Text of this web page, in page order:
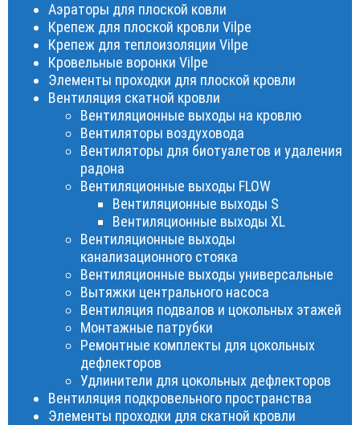
Аэраторы для плоской ковли
Крепеж для плоской кровли Vilpe
Крепеж для теплоизоляции Vilpe
Кровельные воронки Vilpe
Элементы проходки для плоской кровли
Вентиляция скатной кровли
Вентиляционные выходы на кровлю
Вентиляторы воздуховода
Вентиляторы для биотуалетов и удаления
радона
Вентиляционные выходы FLOW
Вентиляционные выходы S
Вентиляционные выходы XL
Вентиляционные выходы
канализационного стояка
Вентиляционные выходы универсальные
Вытяжки центрального насоса
Вентиляция подвалов и цокольных этажей
Монтажные патрубки
Ремонтные комплекты для цокольных
дефлекторов
Удлинители для цокольных дефлекторов
Вентиляция подкровельного пространства
Элементы проходки для скатной кровли